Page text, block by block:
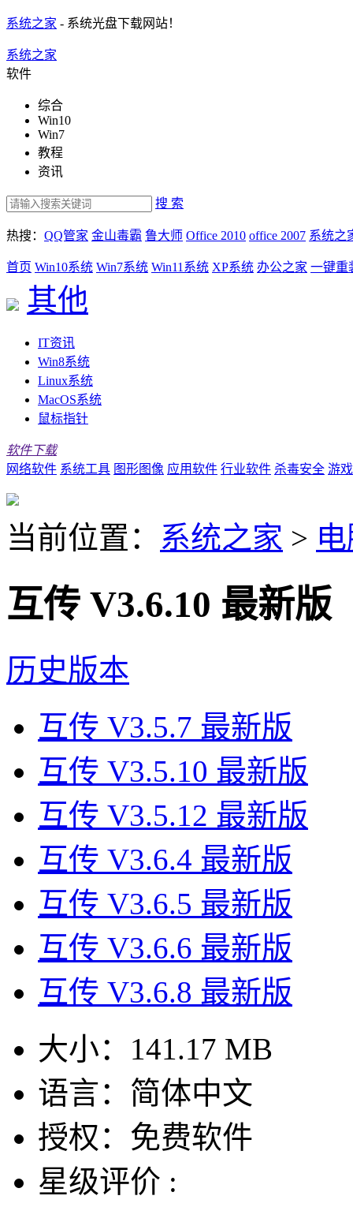
系统之家 - 系统光盘下载网站！
系统之家
软件
综合
Win10
Win7
教程
资讯
搜 索
热搜： QQ管家 金山毒霸 鲁大师 Office 2010 office 2007 系统之
首页 Win10系统 Win7系统 Win11系统 XP系统 办公之家 一键重
其他
IT资讯
Win8系统
Linux系统
MacOS系统
鼠标指针
软件下载
网络软件 系统工具 图形图像 应用软件 行业软件 杀毒安全 游
当前位置： 系统之家 >
互传 V3.6.10 最新版
历史版本
互传 V3.5.7 最新版
互传 V3.5.10 最新版
互传 V3.5.12 最新版
互传 V3.6.4 最新版
互传 V3.6.5 最新版
互传 V3.6.6 最新版
互传 V3.6.8 最新版
大小： 141.17 MB
语言： 简体中文
授权： 免费软件
星级评价 :